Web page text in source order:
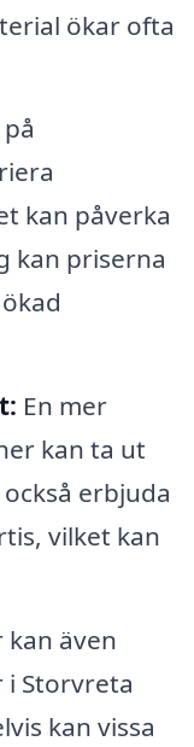
ökar ofta
kan påverka
kan priserna
En mer
kan ta ut
erbjuda
vilket kan
kan även
i Storvreta
kan vissa